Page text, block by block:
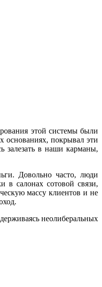
этой системы были
основаниях, покрывал эти
залезать в наши карманы,
Довольно часто, люди
в салонах сотовой связи,
массу клиентов и не
неолиберальных